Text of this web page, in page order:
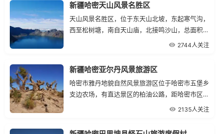
新疆哈密天山风景名胜区
天山风景名胜区，位于东天山北坡，东起寒气沟，
西至松树塘，南自天山庙，北接鸣沙山，总面积
120平方公里，距哈密市约７０公里，有省道（即
2744人关注
新疆哈密亚尔丹风景旅游区
哈密市雅丹地貌自然风景旅游区位于哈密市五堡乡
支边农场，有直达景区的柏油公路，距哈密市区约
2135人关注